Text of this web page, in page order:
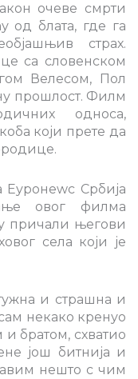
очеве смрти
од блата, где га
страх.
са словенском
Велесом, Пол
прошлост. Филм
односа,
који прете да
Србија
овог филма
причали његови
села који је
и страшна и
некако кренуо
братом, схватио
још битнија и
нешто с чим